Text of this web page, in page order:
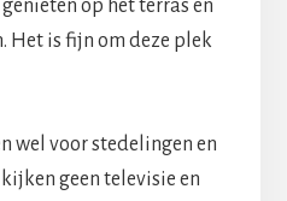
op het terras en
Het is fijn om deze plek
wel voor stedelingen en
geen televisie en